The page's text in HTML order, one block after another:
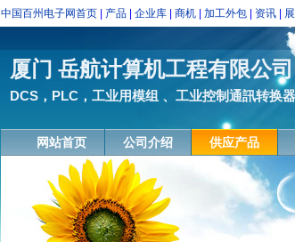
中国百州电子网首页 产品 企业库 商机 加工外包 资讯
厦门 岳航计算机工程有限公司
DCS，PLC，工业用模组 、工业控制通訊转换
网站首页 公司介绍 供应产品